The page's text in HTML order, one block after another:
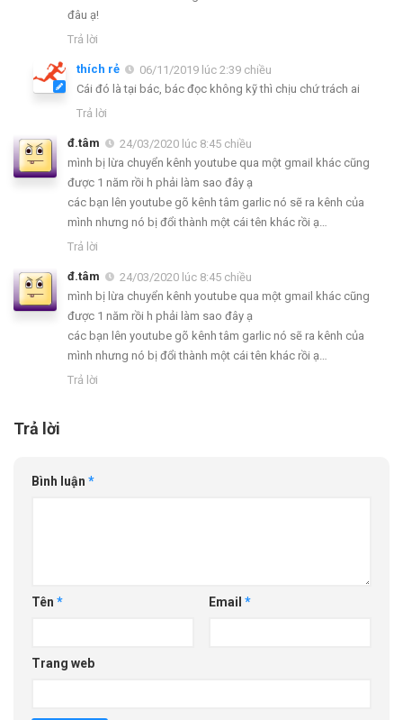
đâu ạ!
Trả lời
thích rẻ
06/11/2019 lúc 2:39 chiều
Cái đó là tại bác, bác đọc không kỹ thì chịu chứ trách ai
Trả lời
đ.tâm
24/03/2020 lúc 8:45 chiều
mình bị lừa chuyển kênh youtube qua một gmail khác cũng
được 1 năm rồi h phải làm sao đây ạ
các bạn lên youtube gõ kênh tâm garlic nó sẽ ra kênh của
mình nhưng nó bị đổi thành một cái tên khác rồi ạ…
Trả lời
đ.tâm
24/03/2020 lúc 8:45 chiều
mình bị lừa chuyển kênh youtube qua một gmail khác cũng
được 1 năm rồi h phải làm sao đây ạ
các bạn lên youtube gõ kênh tâm garlic nó sẽ ra kênh của
mình nhưng nó bị đổi thành một cái tên khác rồi ạ…
Trả lời
Trả lời
Bình luận *
Tên * Email *
Trang web